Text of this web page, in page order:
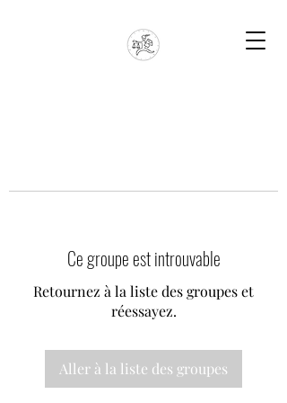
Ce groupe est introuvable
Retournez à la liste des groupes et
réessayez.
Aller à la liste des groupes